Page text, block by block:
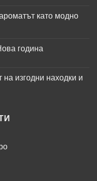
като модно
година
на изгодни находки и